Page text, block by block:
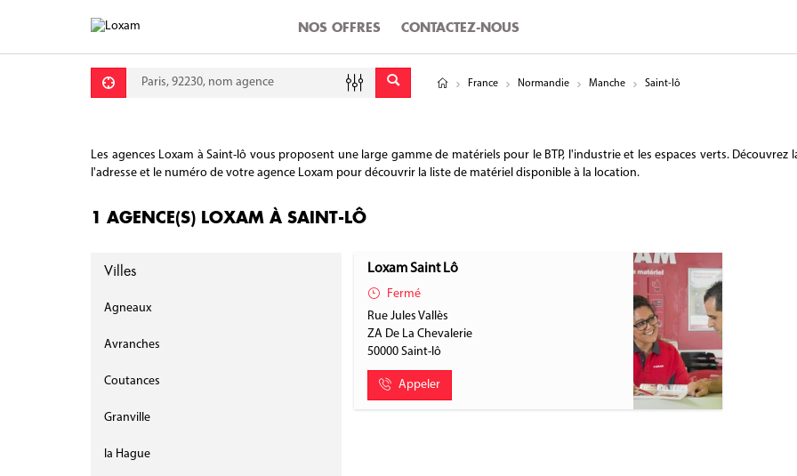
NOS OFFRES CONTACTEZ-NOUS
Requête Latitude
Longitude
France Normandie Manche Saint-lô
Les agences Loxam à Saint-lô vous proposent une large gamme de matériels pour le BTP, l'industrie et les espaces verts. Découvrez
l'adresse et le numéro de votre agence Loxam pour découvrir la liste de matériel disponible à la location.
1 AGENCE(S) LOXAM À SAINT-LÔ
Villes
Agneaux
Avranches
Coutances
Granville
la Hague
Loxam Saint Lô
Fermé
Rue Jules Vallès
ZA De La Chevalerie
50000 Saint-lô
Appeler